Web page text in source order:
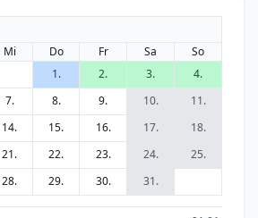
Mi Do Fr Sa
So
1.
2. 3.
4.
7. 8. 9. 10.
11.
14. 15. 16. 17.
18.
21. 22. 23. 24.
25.
28. 29. 30. 31.